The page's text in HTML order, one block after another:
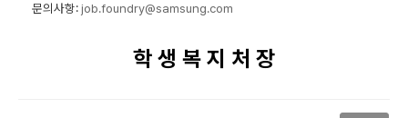
문의사항:job.foundry@samsung.com
학 생 복 지 처 장